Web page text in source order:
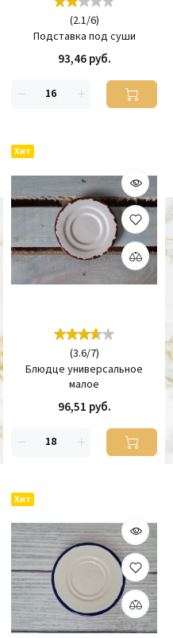
(2.1/6)
Подставка под суши
93,46 руб.
Хит
(3.6/7)
Блюдце универсальное
малое
96,51 руб.
Хит